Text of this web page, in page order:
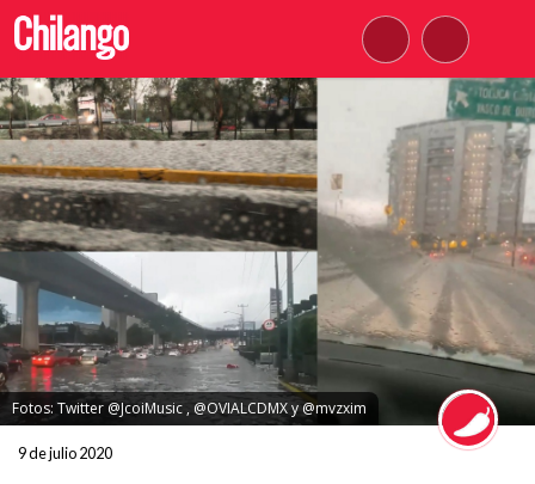
Fotos: Twitter @JcoiMusic , @OVIALCDMX y @mvzxim
9 de julio 2020